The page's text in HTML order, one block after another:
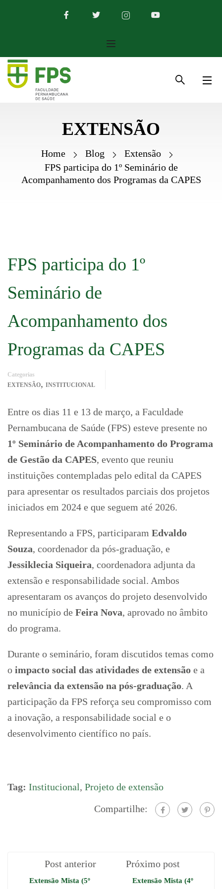
EXTENSÃO
Home Blog
Extensão
FPS participa do 1º Seminário de
Acompanhamento dos Programas da CAPES
FPS participa do 1º
Seminário de
Acompanhamento dos
Programas da CAPES
Categorias
EXTENSÃO, INSTITUCIONAL
Entre os dias 11 e 13 de março, a Faculdade
Pernambucana de Saúde (FPS) esteve presente no
1º Seminário de Acompanhamento do Programa
de Gestão da CAPES, evento que reuniu
instituições contempladas pelo edital da CAPES
para apresentar os resultados parciais dos projetos
iniciados em 2024 e que seguem até 2026.
Representando a FPS, participaram Edvaldo
Souza, coordenador da pós-graduação, e
Jessiklecia Siqueira, coordenadora adjunta da
extensão e responsabilidade social. Ambos
apresentaram os avanços do projeto desenvolvido
no município de Feira Nova, aprovado no âmbito
do programa.
Durante o seminário, foram discutidos temas como
o impacto social das atividades de extensão e a
relevância da extensão na pós-graduação. A
participação da FPS reforça seu compromisso com
a inovação, a responsabilidade social e o
desenvolvimento científico no país.
Tag: Institucional, Projeto de extensão
Compartilhe:
Post anterior
Extensão Mista (5º
Próximo post
Extensão Mista (4º